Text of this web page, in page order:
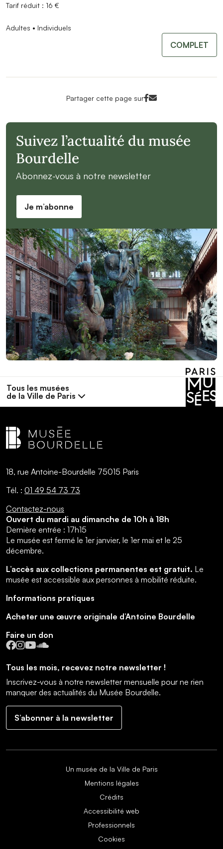
Tarif réduit : 16 €
Adultes • Individuels
COMPLET
Partager cette page surFacebook<
Mail<
Suivez l’actualité du musée
Bourdelle
Abonnez-vous à notre newsletter
Je m’abonne
Tous les musées
de la Ville de Paris
18, rue Antoine-Bourdelle 75015 Paris
Tél. : 01 49 54 73 73
Contactez-nous
Ouvert du mardi au dimanche de 10h à 18h
Dernière entrée : 17h15
Le musée est fermé le 1er janvier, le 1er mai et le 25
décembre.
L’accès aux collections permanentes est gratuit. Le
musée est accessible aux personnes à mobilité réduite.
Informations pratiques
Acheter une œuvre originale d’Antoine Bourdelle
Faire un don
Facebook
Instagram
YouTube
SoundCloud
Tous les mois, recevez notre newsletter !
Inscrivez-vous à notre newsletter mensuelle pour ne rien
manquer des actualités du Musée Bourdelle.
S’abonner à la newsletter
Un musée de la Ville de Paris
Mentions légales
Crédits
Accessibilité web
Professionnels
Cookies